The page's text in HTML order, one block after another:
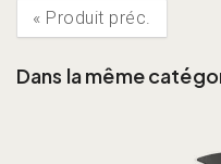
« Produit préc.
Dans la même